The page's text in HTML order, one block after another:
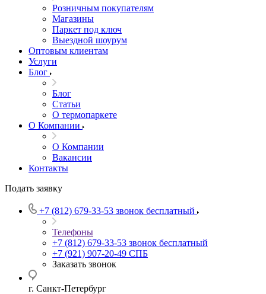
Розничным покупателям
Магазины
Паркет под ключ
Выездной шоурум
Оптовым клиентам
Услуги
Блог
Блог
Статьи
О термопаркете
О Компании
О Компании
Вакансии
Контакты
Подать заявку
+7 (812) 679-33-53 звонок бесплатный
Телефоны
+7 (812) 679-33-53 звонок бесплатный
+7 (921) 907-20-49 СПБ
Заказать звонок
г. Санкт-Петербург